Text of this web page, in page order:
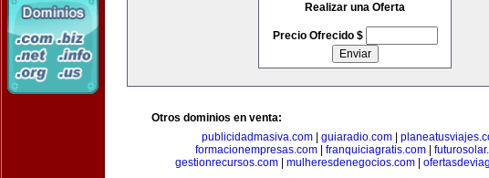
Realizar una Oferta
Precio Ofrecido $
Otros dominios en venta:
publicidadmasiva.com
guiaradio.com
formacionempresas.com| franquiciagratis.com|
gestionrecursos.com| mulheresdenegocios.com|